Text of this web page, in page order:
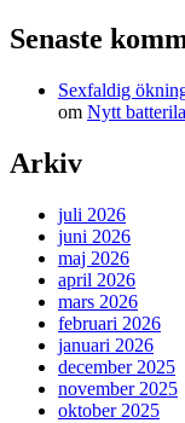
Senaste
Sexfaldig
om Nytt
Arkiv
juli 2026
juni 2026
maj 2026
april 2026
mars 2026
februari 2026
januari 2026
december 2025
november 2025
oktober 2025